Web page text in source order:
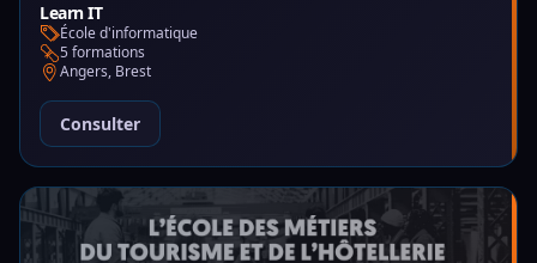
Learn IT
École d'informatique
5 formations
Angers, Brest
Consulter